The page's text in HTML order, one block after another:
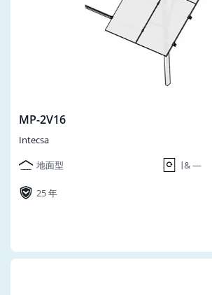
MP-2V16
Intecsa
地面型 ∣ & ―
25 年